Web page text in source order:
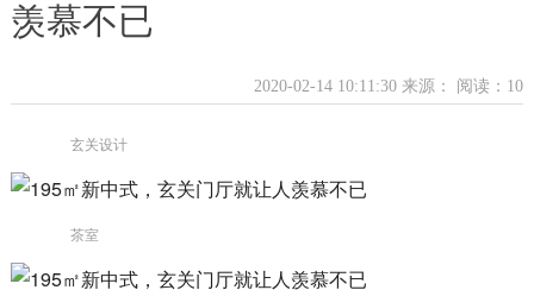
羡慕不已
2020-02-14 10:11:30 来源： 阅读：10
玄关设计
茶室